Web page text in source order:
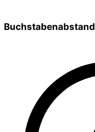
Buchstabenabstand